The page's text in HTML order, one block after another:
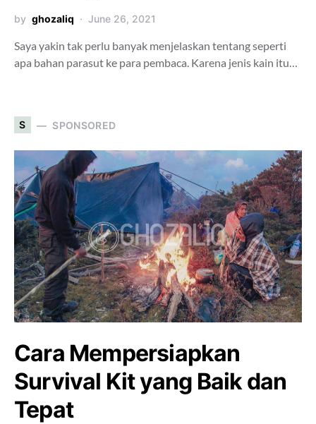
by ghozaliq June 26, 2021
Saya yakin tak perlu banyak menjelaskan tentang seperti
apa bahan parasut ke para pembaca. Karena jenis kain itu…
S SPONSORED
Cara Mempersiapkan
Survival Kit yang Baik dan
Tepat